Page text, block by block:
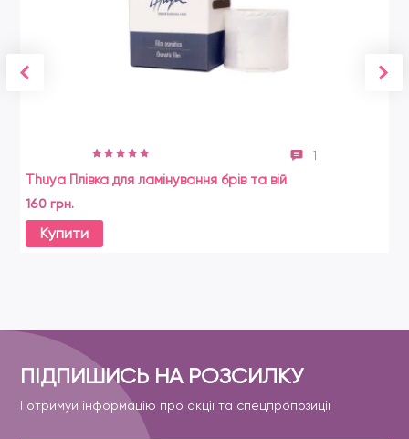
1
Thuya Плівка для ламінування брів та вій
160 грн.
Купити
ПІДПИШИСЬ НА РОЗСИЛКУ
І отримуй інформацію про акції та спецпропозиції